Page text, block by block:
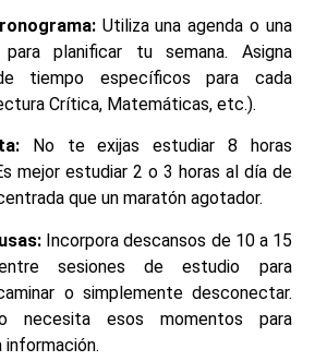
Utiliza una agenda o una
para planificar tu semana. Asigna
tiempo específicos para cada
Crítica, Matemáticas, etc.).
No te exijas estudiar 8 horas
mejor estudiar 2 o 3 horas al día de
que un maratón agotador.
Incorpora descansos de 10 a 15
sesiones de estudio para
o simplemente desconectar.
necesita esos momentos para
información.